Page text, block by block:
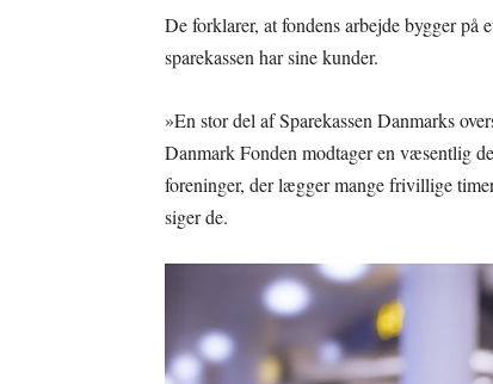
De forklarer, at fondens arbejde bygger
sparekassen har sine kunder.
»En stor del af Sparekassen Danmarks
Danmark Fonden modtager en væsentlig
foreninger, der lægger mange frivillige
siger de.